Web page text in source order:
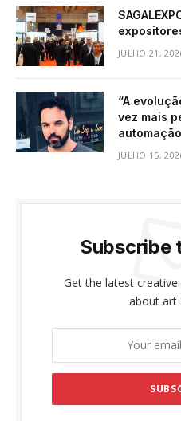
JULHO 21,
“A
vez mais
JULHO 15,
Subscribe
Get the latest
about art